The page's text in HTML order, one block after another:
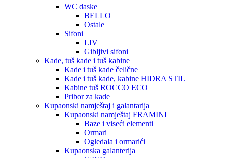
WC daske
BELLO
Ostale
Sifoni
LIV
Gibljivi sifoni
Kade, tuš kade i tuš kabine
Kade i tuš kade čelične
Kade i tuš kade, kabine HIDRA STIL
Kabine tuš ROCCO ECO
Pribor za kade
Kupaonski namještaj i galantarija
Kupaonski namještaj FRAMINI
Baze i viseći elementi
Ormari
Ogledala i ormarići
Kupaonska galanterija